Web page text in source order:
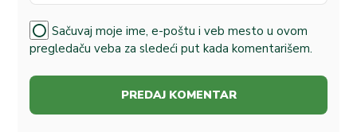
Sačuvaj moje ime, e-poštu i veb mesto u ovom
pregledaču veba za sledeći put kada komentarišem.